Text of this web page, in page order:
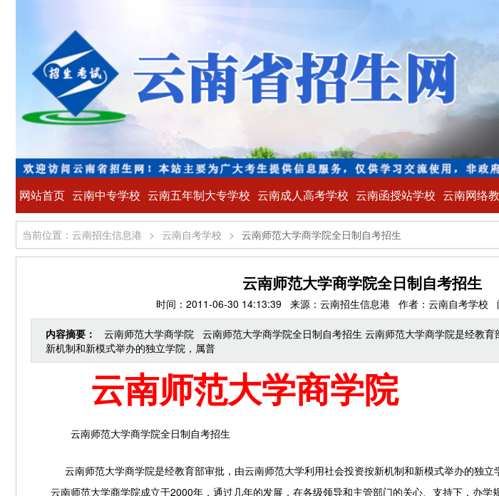
网站首页 云南中专学校 云南五年制大专学校 云南成人高考学校 云南函授站学校 云南网络
当前位置：云南招生信息港 > 云南自考学校 > 云南师范大学商学院全日制自考招生
云南师范大学商学院全日制自考招生
时间：2011-06-30 14:13:39 来源：云南招生信息港 作者：云南自考学校
内容摘要：
云南师范大学商学院 云南师范大学商学院全日制自考招生 云南师范大学商学院是经教
新机制和新模式举办的独立学院，属普
云南师范大学商学院
云南师范大学商学院全日制自考招生
云南师范大学商学院是经教育部审批，由云南师范大学利用社会投资按新机制和新模式举办的独立
云南师范大学商学院成立于2000年，通过几年的发展，在各级领导和主管部门的关心、支持下，办